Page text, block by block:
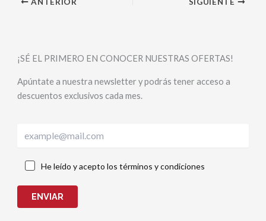
¡SÉ EL PRIMERO EN CONOCER NUESTRAS OFERTAS!
Apúntate a nuestra newsletter y podrás tener acceso a
descuentos exclusivos cada mes.
He leído y acepto los términos y condiciones
ENVIAR